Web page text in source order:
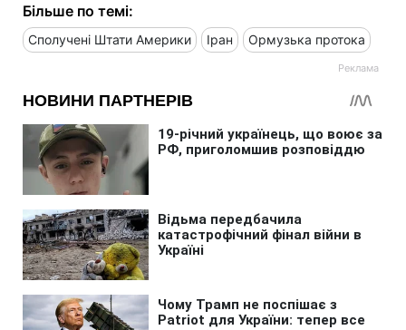
Більше по темі:
Сполучені Штати Америки Іран Ормузька протока